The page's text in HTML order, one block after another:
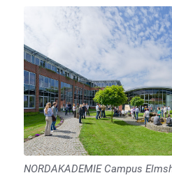
NORDAKADEMIE Campus